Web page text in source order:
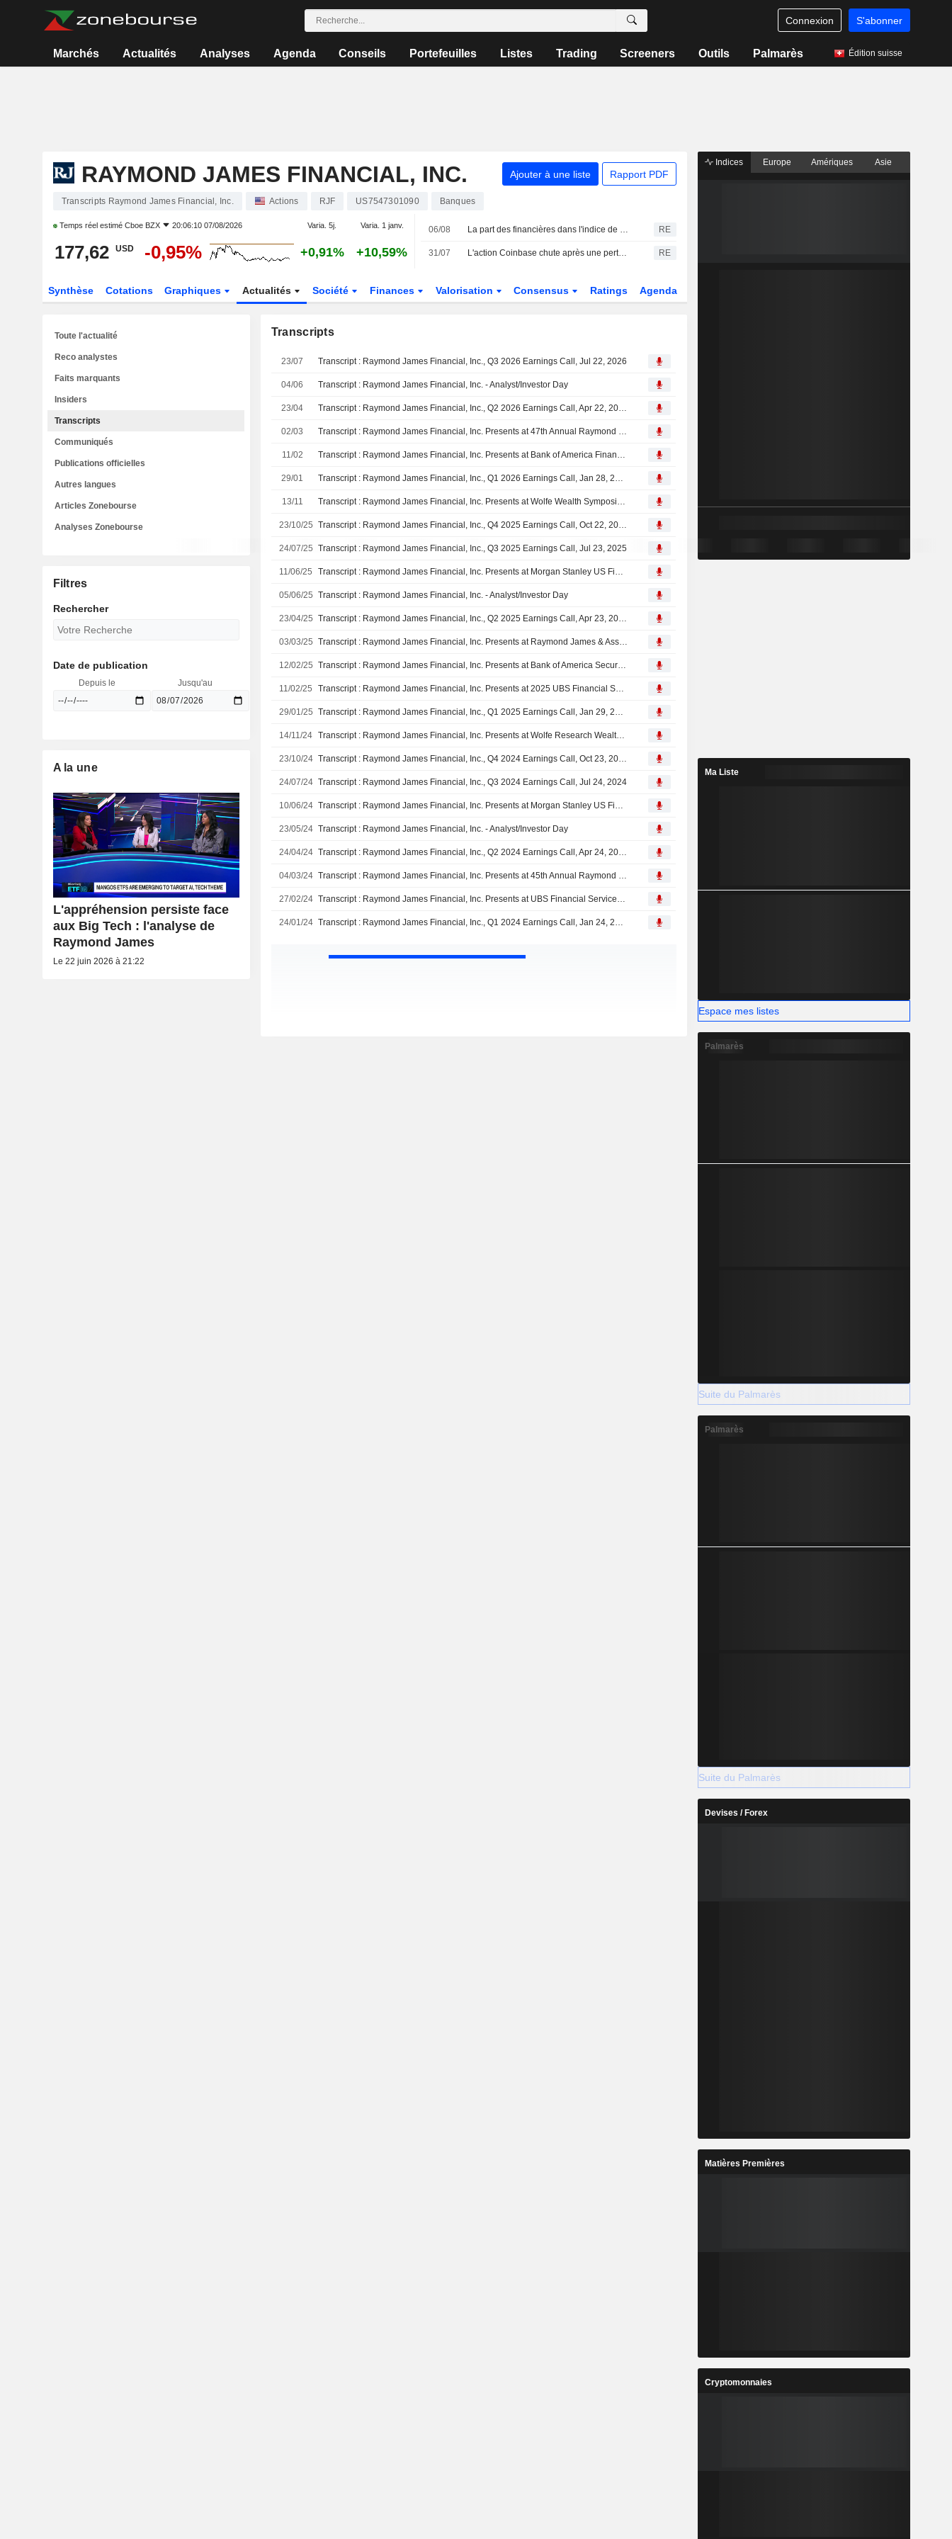
Connexion S'abonner
Marchés Actualités Analyses Agenda Conseils Portefeuilles Listes Trading Screeners Outils Palmarès Édition suisse
RAYMOND JAMES FINANCIAL, INC. Ajouter à une liste Rapport PDF
Transcripts Raymond James Financial, Inc. Actions RJF US7547301090 Banques
Temps réel estimé Cboe BZX 20:06:10 07/08/2026 Varia. 5j. Varia. 1 janv.
177,62 USD -0,95% +0,91% +10,59%
06/08 La part des financières dans l'indice de Toronto atteint un sommet de 8 ans face à l'envolée des valorisations bancaires RE
31/07 L'action Coinbase chute après une perte trimestrielle, les analystes soutiennent la stratégie de diversification RE
Synthèse Cotations Graphiques Actualités Société Finances Valorisation Consensus Ratings Agenda
Transcripts
23/07 Transcript : Raymond James Financial, Inc., Q3 2026 Earnings Call, Jul 22, 2026
04/06 Transcript : Raymond James Financial, Inc. - Analyst/Investor Day
23/04 Transcript : Raymond James Financial, Inc., Q2 2026 Earnings Call, Apr 22, 2026
02/03 Transcript : Raymond James Financial, Inc. Presents at 47th Annual Raymond James Institutional Investor Conference, Mar-02-2026 10:25 AM
11/02 Transcript : Raymond James Financial, Inc. Presents at Bank of America Financial Services Conference 2026, Feb-11-2026 10:30 AM
29/01 Transcript : Raymond James Financial, Inc., Q1 2026 Earnings Call, Jan 28, 2026
13/11 Transcript : Raymond James Financial, Inc. Presents at Wolfe Wealth Symposium 2026, Nov-13-2025 08:45 AM
23/10/25 Transcript : Raymond James Financial, Inc., Q4 2025 Earnings Call, Oct 22, 2025
24/07/25 Transcript : Raymond James Financial, Inc., Q3 2025 Earnings Call, Jul 23, 2025
11/06/25 Transcript : Raymond James Financial, Inc. Presents at Morgan Stanley US Financials, Payments & CRE Conference 2025, Jun-10-2025 08:15 AM
05/06/25 Transcript : Raymond James Financial, Inc. - Analyst/Investor Day
23/04/25 Transcript : Raymond James Financial, Inc., Q2 2025 Earnings Call, Apr 23, 2025
03/03/25 Transcript : Raymond James Financial, Inc. Presents at Raymond James & Associates? 46th Annual Institutional Investors Conference 2025, Mar-03-2025 10:25 AM
12/02/25 Transcript : Raymond James Financial, Inc. Presents at Bank of America Securities Financial Services Conference, Feb-12-2025 01:50 PM
11/02/25 Transcript : Raymond James Financial, Inc. Presents at 2025 UBS Financial Services Conference, Feb-11-2025 01:50 PM
29/01/25 Transcript : Raymond James Financial, Inc., Q1 2025 Earnings Call, Jan 29, 2025
14/11/24 Transcript : Raymond James Financial, Inc. Presents at Wolfe Research Wealth Symposium, Nov-14-2024 08:40 AM
23/10/24 Transcript : Raymond James Financial, Inc., Q4 2024 Earnings Call, Oct 23, 2024
24/07/24 Transcript : Raymond James Financial, Inc., Q3 2024 Earnings Call, Jul 24, 2024
10/06/24 Transcript : Raymond James Financial, Inc. Presents at Morgan Stanley US Financials, Payments & CRE Conference 2024, Jun-10-2024 01:45 PM
23/05/24 Transcript : Raymond James Financial, Inc. - Analyst/Investor Day
24/04/24 Transcript : Raymond James Financial, Inc., Q2 2024 Earnings Call, Apr 24, 2024
04/03/24 Transcript : Raymond James Financial, Inc. Presents at 45th Annual Raymond James Institutional Investors Conference 2024, Mar-04-2024 10:25 AM
27/02/24 Transcript : Raymond James Financial, Inc. Presents at UBS Financial Services Conference 2024, Feb-27-2024 01:00 PM
24/01/24 Transcript : Raymond James Financial, Inc., Q1 2024 Earnings Call, Jan 24, 2024
Toute l'actualité
Reco analystes
Faits marquants
Insiders
Transcripts
Communiqués
Publications officielles
Autres langues
Articles Zonebourse
Analyses Zonebourse
Filtres
Rechercher
Date de publication
Depuis le Jusqu'au
A la une
L'appréhension persiste face
aux Big Tech : l'analyse de
Raymond James
Le 22 juin 2026 à 21:22
Indices Europe Amériques Asie
Ma Liste
Espace mes listes
Palmarès
Suite du Palmarès
Palmarès
Suite du Palmarès
Devises / Forex
Matières Premières
Cryptomonnaies